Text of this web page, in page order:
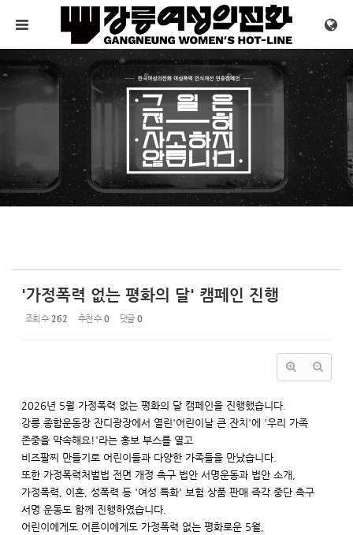
메뉴 건너뛰기
'가정폭력 없는 평화의 달' 캠페인 진행
조회 수 262 추천 수 0 댓글 0
2026년 5월 가정폭력 없는 평화의 달 캠페인을 진행했습니다.
강릉 종합운동장 잔디광장에서 열린'어린이날 큰 잔치'에 '우리 가족
존중을 약속해요!'라는 홍보 부스를 열고
비즈팔찌 만들기로 어린이들과 다양한 가족들을 만났습니다.
또한 가정폭력처벌법 전면 개정 촉구 법안 서명운동과 법안 소개,
가정폭력, 이혼, 성폭력 등 '여성 특화' 보험 상품 판매 즉각 중단 촉구
서명 운동도 함께 진행하였습니다.
어린이에게도 어른이에게도 가정폭력 없는 평화로운 5월,